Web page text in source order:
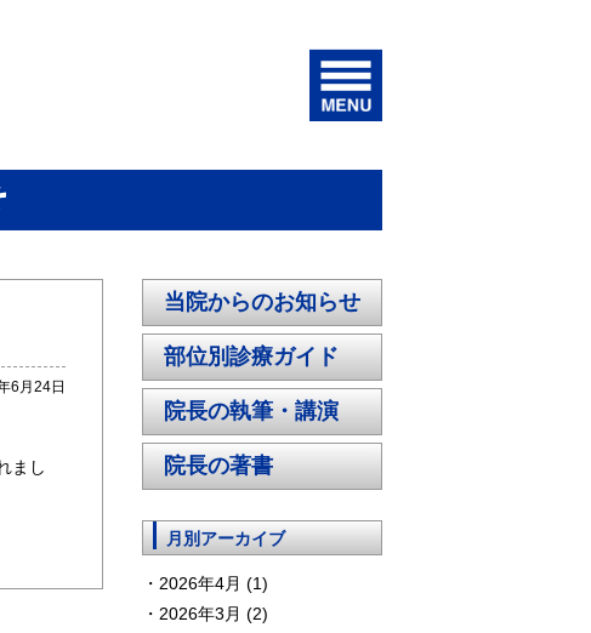
6月24日
まし
当院からのお知らせ
部位別診療ガイド
院長の執筆・講演
院長の著書
月別アーカイブ
2026年4月 (1)
2026年3月 (2)